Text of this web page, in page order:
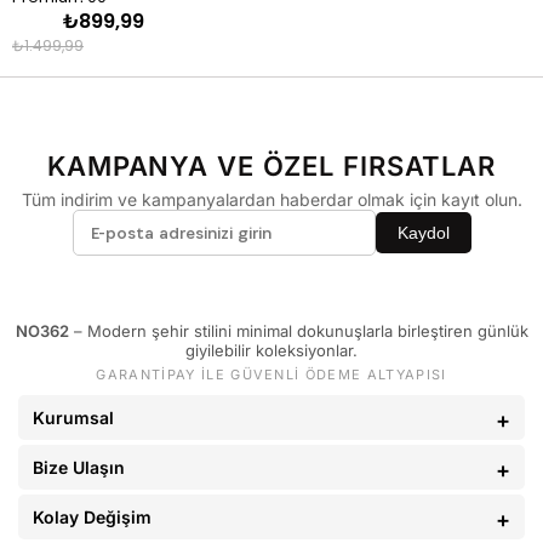
Esnce TM Sıfır Kol
T-Shirt - Beyaz
₺899,99
₺1.499,99
KAMPANYA VE ÖZEL FIRSATLAR
Tüm indirim ve kampanyalardan haberdar olmak için kayıt olun.
Kaydol
NO362 – Modern şehir stilini minimal dokunuşlarla birleştiren günlük
giyilebilir koleksiyonlar.
GARANTİPAY İLE GÜVENLİ ÖDEME ALTYAPISI
Kurumsal
Bize Ulaşın
Kolay Değişim